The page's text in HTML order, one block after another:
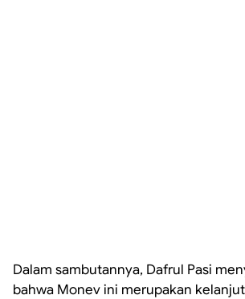
Dalam sambutannya, Dafrul Pasi
bahwa Monev ini merupakan